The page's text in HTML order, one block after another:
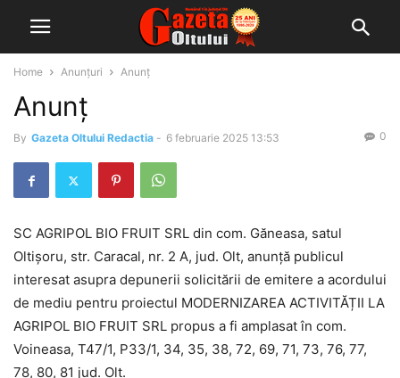
Home Anunțuri Anunț
Anunț
By Gazeta Oltului Redactia - 6 februarie 2025 13:53 0
SC AGRIPOL BIO FRUIT SRL din com. Găneasa, satul
Oltișoru, str. Caracal, nr. 2 A, jud. Olt, anunță publicul
interesat asupra depunerii solicitării de emitere a acordului
de mediu pentru proiectul MODERNIZAREA ACTIVITĂȚII LA
AGRIPOL BIO FRUIT SRL propus a fi amplasat în com.
Voineasa, T47/1, P33/1, 34, 35, 38, 72, 69, 71, 73, 76, 77,
78, 80, 81 jud. Olt.